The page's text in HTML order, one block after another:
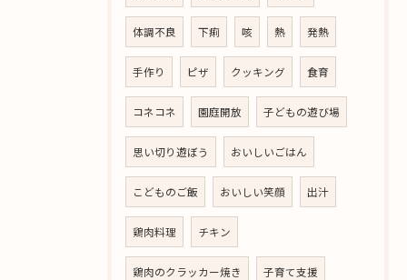
体調不良 下痢 咳 熱 発熱
手作り ピザ クッキング 食育
コネコネ 園庭開放 子どもの遊び場
思い切り遊ぼう おいしいごはん
こどものご飯 おいしい笑顔 出汁
鶏肉料理 チキン
鶏肉のクラッカー焼き 子育て支援